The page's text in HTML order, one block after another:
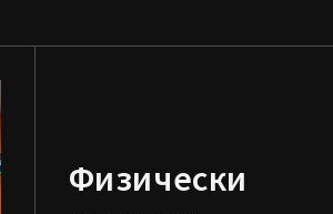
Физически